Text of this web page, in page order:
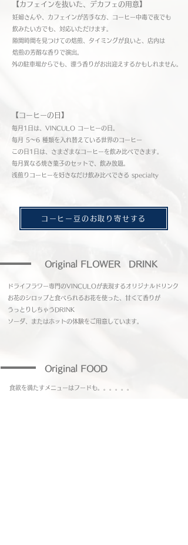
​【カフェインを抜いた、デカフェの用意】
​妊婦さんや、カフェインが苦手な方、コーヒー中毒で夜でも
飲みたい方でも、対応いただけます。
​隙間時間を見つけての焙煎、タイミングが良いと、店内は
焙煎の芳醇な香りで演出。
​外の駐車場からでも、漂う香りがお出迎えするかもしれません。
​【コーヒーの日】
毎月1日は、VINCULO コーヒーの日。
毎月 5～6 種類を入れ替えている世界のコーヒー
​この日1日は、さまざまなコーヒーを飲み比べできます。
​毎月異なる焼き菓子のセットで、飲み放題。
​浅煎りコーヒーを好きなだけ飲み比べできる specialty
コーヒー豆のお取り寄せする
​Original FLOWER DRINK
​ドライフラワー専門のVINCULOが表現するオリジナルドリンク
​お花のシロップと食べられるお花を使った、甘くて香りが
うっとりしちゃうDRINK
ソーダ、またはホットの体験をご用意しています。
​Original FOOD
食欲を満たすメニューはフードも。。。。。。